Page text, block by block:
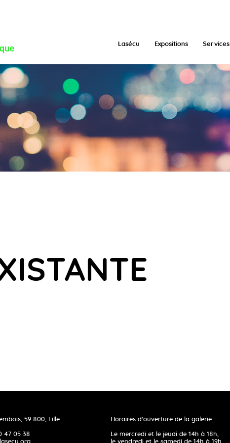
Lasécu Expositions Services
59 800, Lille
47 05 38
Horaires d'ouverture de la galerie :
Le mercredi et le jeudi de 14h à 18h,
le vendredi et le samedi de 14h à 19h.